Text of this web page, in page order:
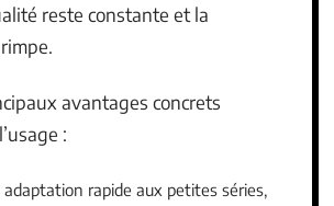
reste constante et la
avantages concrets
:
adaptation rapide aux petites séries,